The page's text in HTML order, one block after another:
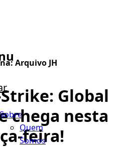
Sobre
Quem
Somos
Arquivo JH
Global
chega nesta
feira!